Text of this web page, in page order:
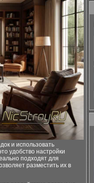
и использовать
удобство настройки
подходят для
разместить их в